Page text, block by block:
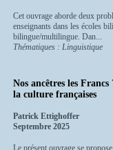
Cet ouvrage aborde deux
enseignants dans les écoles
bilingue/multilingue. Dan...
Thématiques : Linguistique
Nos ancêtres les
la culture françaises
Patrick Ettighoffer
Septembre 2025